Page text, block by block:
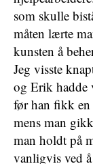
som skulle
måten lærte
kunsten å
Jeg visste
og Erik hadde
før han fikk
mens man
man holdt på
vanligvis ved